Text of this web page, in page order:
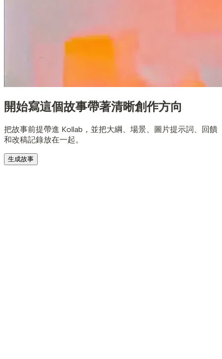
開始寫這個故事帶著清晰創作方向
把故事前提帶進 Kollab，並把大綱、場景、圖片提示詞、回饋
和改稿記錄放在一起。
生成故事